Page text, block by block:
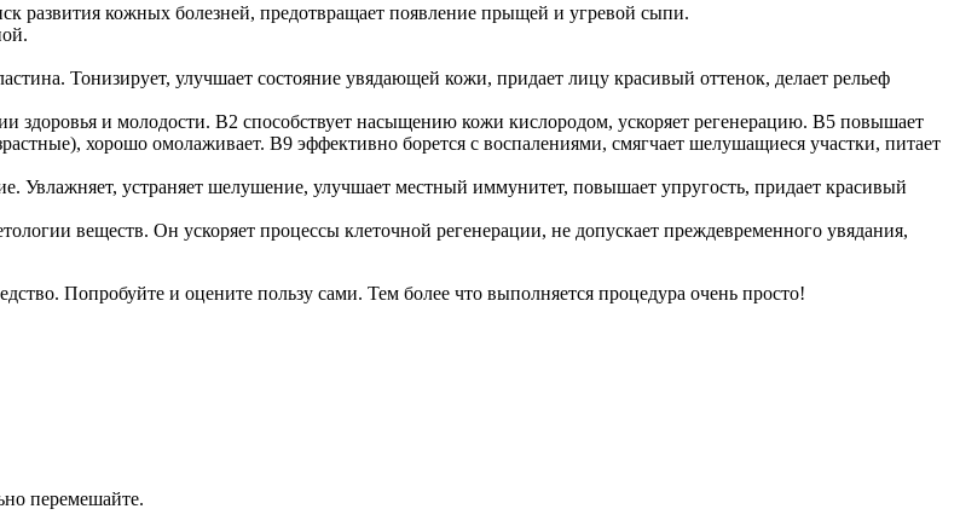
развития кожных болезней, предотвращает появление прыщей и угревой сыпи.
Тонизирует, улучшает состояние увядающей кожи, придает лицу красивый оттенок, делает рельеф
и молодости. В2 способствует насыщению кожи кислородом, ускоряет регенерацию. В5 повышает
хорошо омолаживает. В9 эффективно борется с воспалениями, смягчает шелушащиеся участки, питает
Увлажняет, устраняет шелушение, улучшает местный иммунитет, повышает упругость, придает красивый
веществ. Он ускоряет процессы клеточной регенерации, не допускает преждевременного увядания,
Попробуйте и оцените пользу сами. Тем более что выполняется процедура очень просто!
перемешайте.